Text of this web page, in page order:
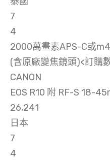
7
4
2000萬畫素APS-C或
(含原廠變焦鏡頭)<訂購
CANON
EOS R10 附 RF-S 18-
26,241
日本
7
4